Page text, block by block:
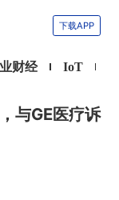
下载APP
财经 IoT
与GE医疗诉